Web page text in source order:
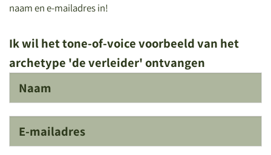
naam en e-mailadres in!
Ik wil het tone-of-voice voorbeeld van het
archetype 'de verleider' ontvangen